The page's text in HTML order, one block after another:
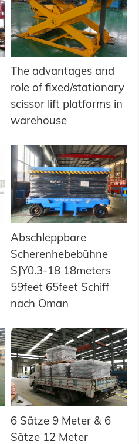
The advantages and
role of fixed/stationary
scissor lift platforms in
warehouse
Abschleppbare
Scherenhebebühne
SJY0.3-18 18meters
59feet 65feet Schiff
nach Oman
6 Sätze 9 Meter & 6
Sätze 12 Meter